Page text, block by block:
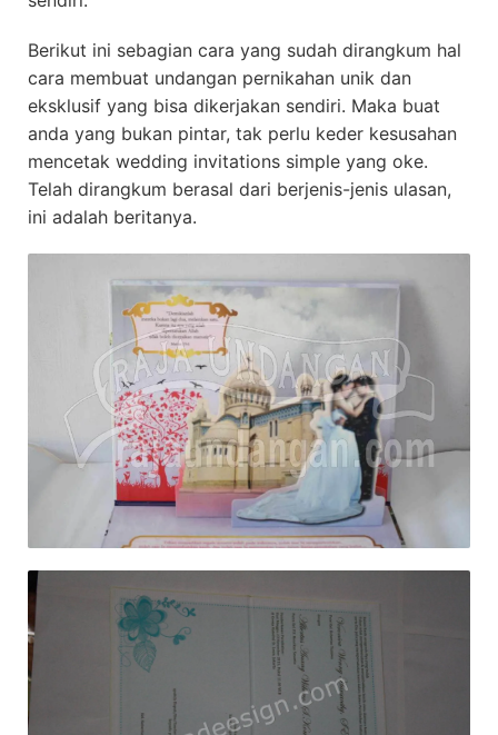
Berikut ini sebagian cara yang sudah dirangkum hal
cara membuat undangan pernikahan unik dan
eksklusif yang bisa dikerjakan sendiri. Maka buat
anda yang bukan pintar, tak perlu keder kesusahan
mencetak wedding invitations simple yang oke.
Telah dirangkum berasal dari berjenis-jenis ulasan,
ini adalah beritanya.